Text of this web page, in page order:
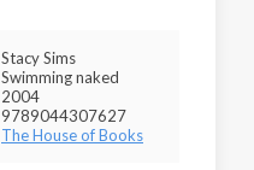
Stacy Sims
Swimming naked
2004
9789044307627
The House of Books